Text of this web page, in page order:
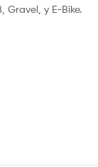
y E-Bike.